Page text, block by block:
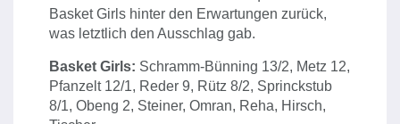
Basket Girls hinter den Erwartungen zurück,
was letztlich den Ausschlag gab.
Basket Girls: Schramm-Bünning 13/2, Metz 12,
Pfanzelt 12/1, Reder 9, Rütz 8/2, Sprinckstub
8/1, Obeng 2, Steiner, Omran, Reha, Hirsch,